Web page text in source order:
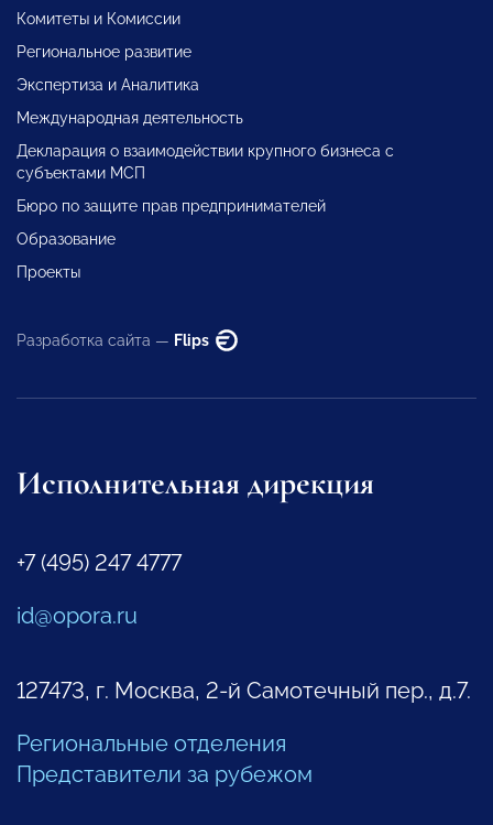
Комитеты и Комиссии
Региональное развитие
Экспертиза и Аналитика
Международная деятельность
Декларация о взаимодействии крупного бизнеса с
субъектами МСП
Бюро по защите прав предпринимателей
Образование
Проекты
Разработка сайта — Flips
Исполнительная дирекция
+7 (495) 247 4777
id@opora.ru
127473, г. Москва, 2-й Самотечный пер., д.7.
Региональные отделения
Представители за рубежом